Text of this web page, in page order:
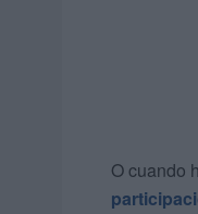
O cuando